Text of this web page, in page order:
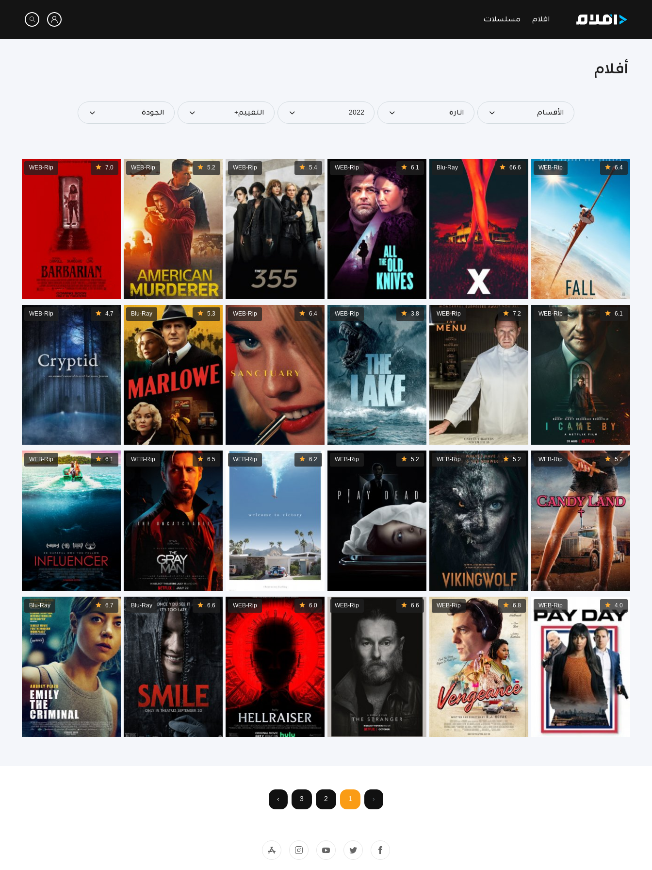
افلام مسلسلات
أفلام
الأقسام اثارة 2022 التقييم+ الجودة
6.4
WEB-Rip
66.6
Blu-Ray
6.1
WEB-Rip
5.4
WEB-Rip
5.2
WEB-Rip
7.0
WEB-Rip
6.1
WEB-Rip
7.2
WEB-Rip
3.8
WEB-Rip
6.4
WEB-Rip
5.3
Blu-Ray
4.7
WEB-Rip
5.2
WEB-Rip
5.2
WEB-Rip
5.2
WEB-Rip
6.2
WEB-Rip
6.5
WEB-Rip
6.1
WEB-Rip
4.0
WEB-Rip
6.8
WEB-Rip
6.6
WEB-Rip
6.0
WEB-Rip
6.6
Blu-Ray
6.7
Blu-Ray
‹
1
2
3
›